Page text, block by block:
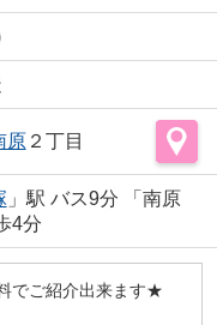
原２丁目
」駅 バス9分 「南原
4分
でご紹介出来ます★